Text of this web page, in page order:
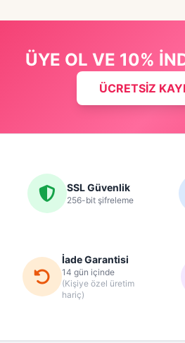
ÜYE OL VE 10%
ÜCRETSİZ
SSL Güvenlik
256-bit şifreleme
İade Garantisi
14 gün içinde
(Kişiye özel üretim
hariç)